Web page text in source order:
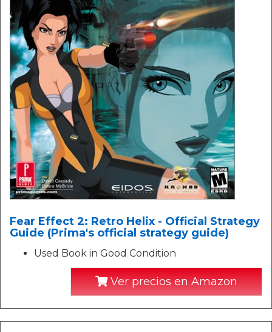
Fear Effect 2: Retro Helix - Official Strategy
Guide (Prima's official strategy guide)
Used Book in Good Condition
Ver precios en Amazon